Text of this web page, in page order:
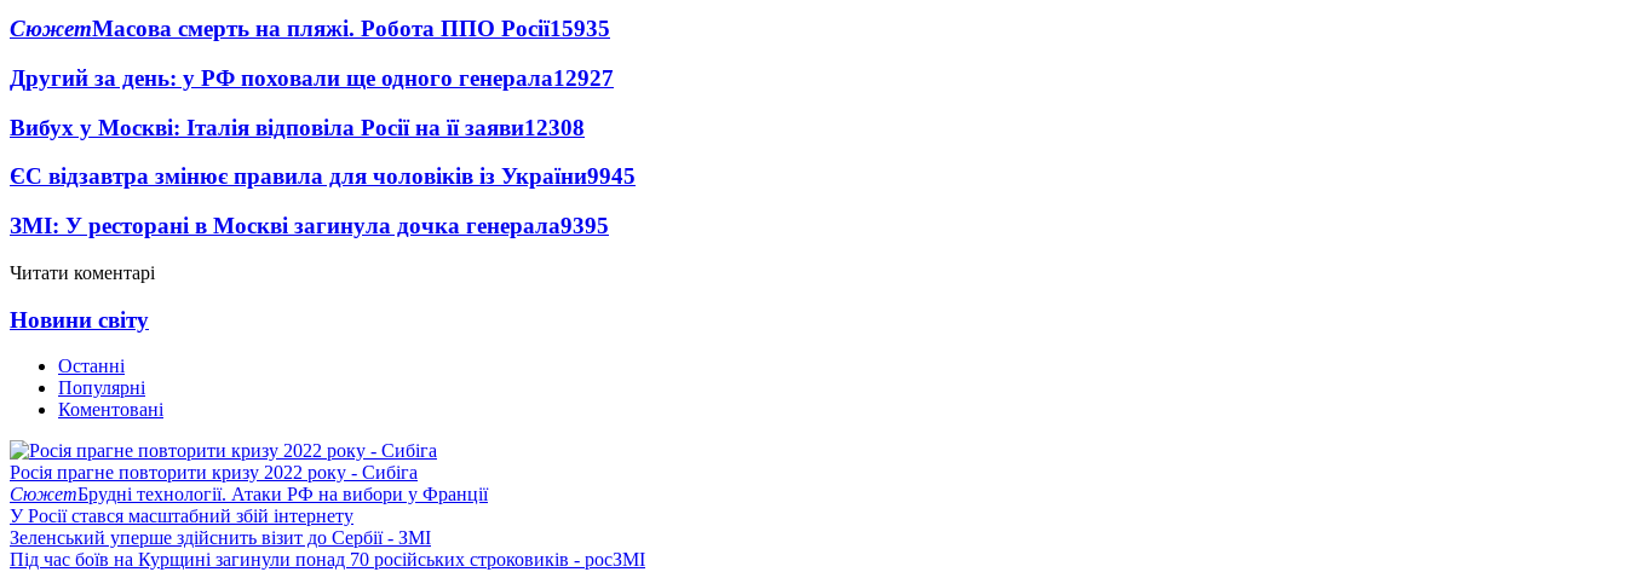
СюжетМасова смерть на пляжі. Робота ППО Росії15935
Другий за день: у РФ поховали ще одного генерала12927
Вибух у Москві: Італія відповіла Росії на її заяви12308
ЄС відзавтра змінює правила для чоловіків із України9945
ЗМІ: У ресторані в Москві загинула дочка генерала9395
Читати коментарі
Новини світу
Останні
Популярні
Коментовані
Росія прагне повторити кризу 2022 року - Сибіга
СюжетБрудні технології. Атаки РФ на вибори у Франції
У Росії стався масштабний збій інтернету
Зеленський уперше здійснить візит до Сербії - ЗМІ
Під час боїв на Курщині загинули понад 70 російських строковиків - росЗМІ